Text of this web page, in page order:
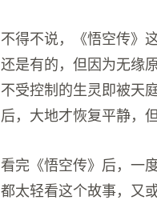
不得不说，《悟空传》
还是有的，但因为无缘
不受控制的生灵即被天
后，大地才恢复平静，
看完《悟空传》后，一
都太轻看这个故事，又